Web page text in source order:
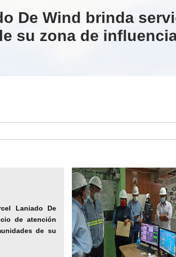
De Wind brinda
su zona de
Laniado De
de atención
de su